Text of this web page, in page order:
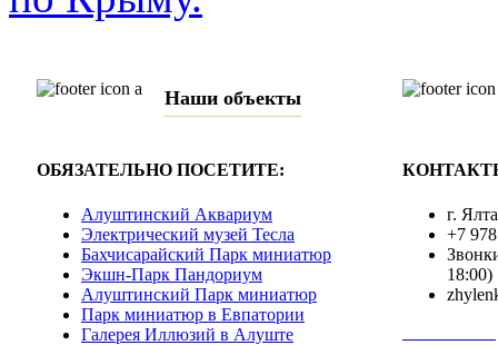
Наши объекты
ОБЯЗАТЕЛЬНО ПОСЕТИТЕ:
Алуштинский Аквариум
Электрический музей Тесла
Бахчисарайский Парк миниатюр
Экшн-Парк Пандориум
Алуштинский Парк миниатюр
Парк миниатюр в Евпатории
Галерея Иллюзий в Алуште
г.
+7
18:00)